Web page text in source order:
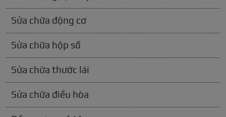
Sửa chữa động cơ
Sửa chữa hộp số
Sửa chữa thước lái
Sửa chữa điều hòa